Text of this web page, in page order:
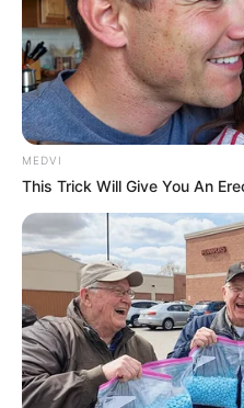
MEDVI
This Trick Will Give You An